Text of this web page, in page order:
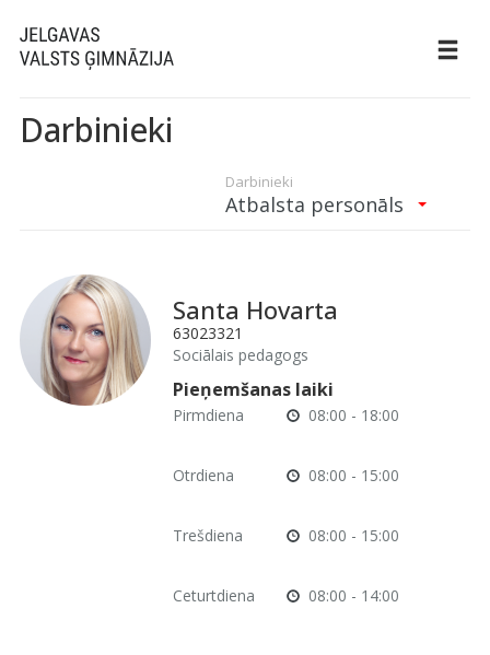
Darbinieki
Darbinieki
Atbalsta personāls
Santa Hovarta
63023321
Sociālais pedagogs
Pieņemšanas laiki
Pirmdiena 08:00 - 18:00
Otrdiena 08:00 - 15:00
Trešdiena 08:00 - 15:00
Ceturtdiena 08:00 - 14:00